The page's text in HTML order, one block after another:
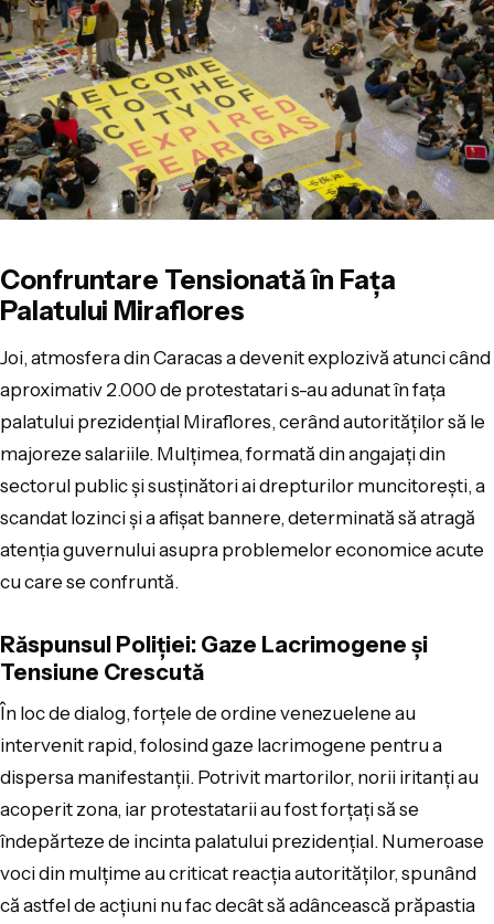
Confruntare Tensionată în Fața
Palatului Miraflores
Joi, atmosfera din Caracas a devenit explozivă atunci când
aproximativ 2.000 de protestatari s-au adunat în fața
palatului prezidențial Miraflores, cerând autorităților să le
majoreze salariile. Mulțimea, formată din angajați din
sectorul public și susținători ai drepturilor muncitorești, a
scandat lozinci și a afișat bannere, determinată să atragă
atenția guvernului asupra problemelor economice acute
cu care se confruntă.
Răspunsul Poliției: Gaze Lacrimogene și
Tensiune Crescută
În loc de dialog, forțele de ordine venezuelene au
intervenit rapid, folosind gaze lacrimogene pentru a
dispersa manifestanții. Potrivit martorilor, norii iritanți au
acoperit zona, iar protestatarii au fost forțați să se
îndepărteze de incinta palatului prezidențial. Numeroase
voci din mulțime au criticat reacția autorităților, spunând
că astfel de acțiuni nu fac decât să adâncească prăpastia